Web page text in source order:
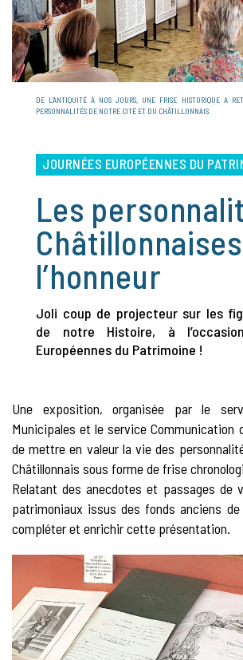
DE L’ANTIQUITÉ À NOS JOURS, UNE FRISE HISTORIQUE A
PERSONNALITÉS DE NOTRE CITÉ ET DU CHÂTILLONNAIS.
JOURNÉES EUROPÉENNES DU
Les
l’honneur
Joli coup de projecteur sur les
de notre Histoire, à
Européennes du Patrimoine !
Une exposition, organisée par le
Municipales et le service Communication
de mettre en valeur la vie des
Châtillonnais sous forme de frise
Relatant des anecdotes et passages de
patrimoniaux issus des fonds anciens
compléter et enrichir cette présentation.